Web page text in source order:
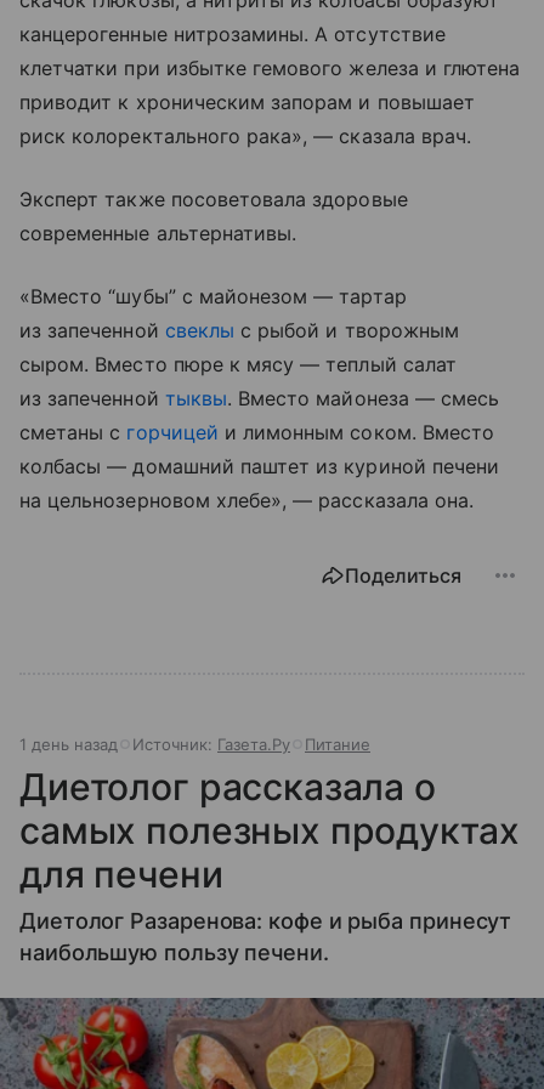
канцерогенные нитрозамины. А отсутствие
клетчатки при избытке гемового железа и глютена
приводит к хроническим запорам и повышает
риск колоректального рака», — сказала врач.
Эксперт также посоветовала здоровые
современные альтернативы.
«Вместо “шубы” с майонезом — тартар
из запеченной свеклы с рыбой и творожным
сыром. Вместо пюре к мясу — теплый салат
из запеченной тыквы. Вместо майонеза — смесь
сметаны с горчицей и лимонным соком. Вместо
колбасы — домашний паштет из куриной печени
на цельнозерновом хлебе», — рассказала она.
Поделиться
1 день назад Источник: Газета.Ру Питание
Диетолог рассказала о
самых полезных продуктах
для печени
Диетолог Разаренова: кофе и рыба принесут
наибольшую пользу печени.